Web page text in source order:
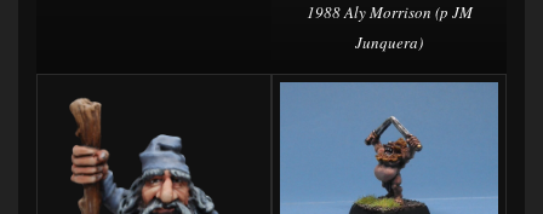
1988 Aly Morrison (p JM
Junquera)